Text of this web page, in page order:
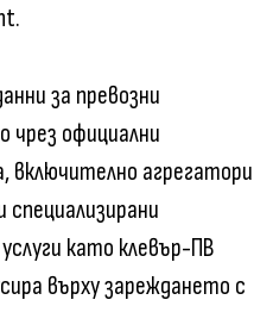
за превозни
чрез официални
включително агрегатори
като клевър-ПВ
върху зареждането с